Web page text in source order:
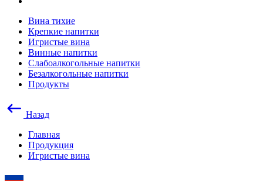
Вина тихие
Крепкие напитки
Игристые вина
Винные напитки
Слабоалкогольные напитки
Безалкогольные напитки
Продукты
Назад
Главная
Продукция
Игристые вина